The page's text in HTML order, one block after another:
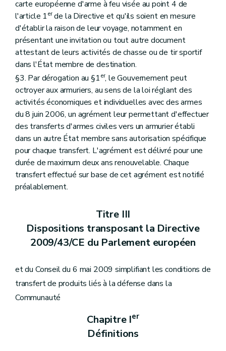
carte européenne d'arme à feu visée au point 4 de
l'article 1erde la Directive et qu'ils soient en mesure
d'établir la raison de leur voyage, notamment en
présentant une invitation ou tout autre document
attestant de leurs activités de chasse ou de tir sportif
dans l'État membre de destination.
§3. Par dérogation au §1er, le Gouvernement peut
octroyer aux armuriers, au sens de la loi réglant des
activités économiques et individuelles avec des armes
du 8 juin 2006, un agrément leur permettant d'effectuer
des transferts d'armes civiles vers un armurier établi
dans un autre État membre sans autorisation spécifique
pour chaque transfert. L'agrément est délivré pour une
durée de maximum deux ans renouvelable. Chaque
transfert effectué sur base de cet agrément est notifié
préalablement.
Titre III
Dispositions transposant la Directive
2009/43/CE du Parlement européen
et du Conseil du 6 mai 2009 simplifiant les conditions de
transfert de produits liés à la défense dans la
Communauté
Chapitre Ier
Définitions